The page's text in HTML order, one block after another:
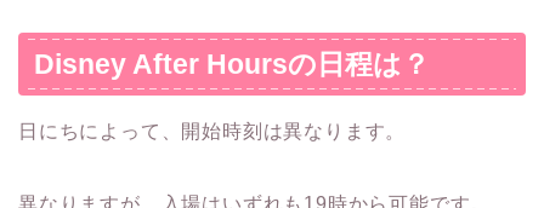
Disney After Hoursの日程は？
日にちによって、開始時刻は異なります。